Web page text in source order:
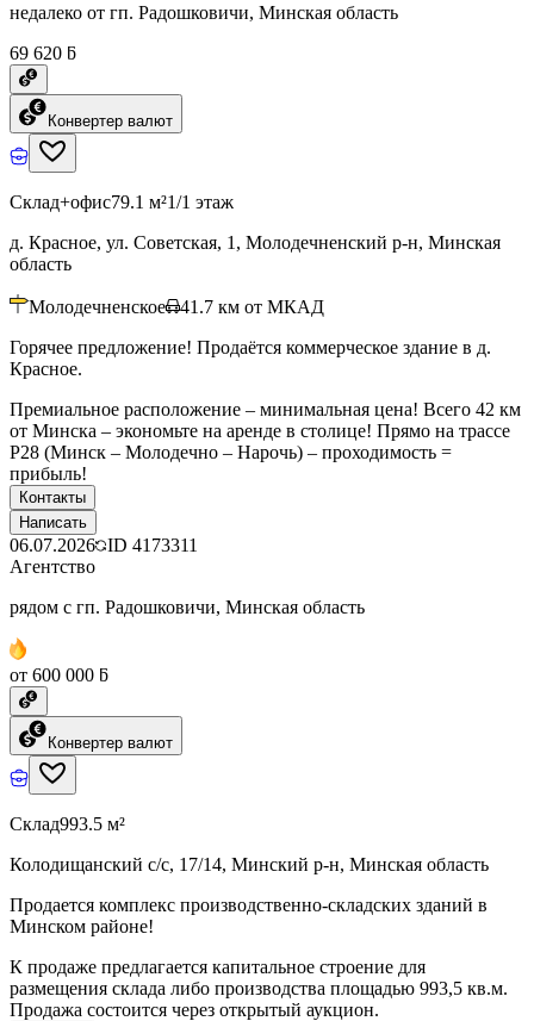
недалеко от гп. Радошковичи, Минская область
69 620 ƃ
Конвертер валют
Склад+офис79.1 м²1/1 этаж
д. Красное, ул. Советская, 1, Молодечненский р-н, Минская
область
Молодечненское 41.7 км от МКАД
Горячее предложение! Продаётся коммерческое здание в д.
Красное.
Премиальное расположение – минимальная цена! Всего 42 км
от Минска – экономьте на аренде в столице! Прямо на трассе
Р28 (Минск – Молодечно – Нарочь) – проходимость =
прибыль!
Контакты
Написать
06.07.2026 ID 4173311
Агентство
рядом с гп. Радошковичи, Минская область
от 600 000 ƃ
Конвертер валют
Склад993.5 м²
Колодищанский с/с, 17/14, Минский р-н, Минская область
Продается комплекс производственно-складских зданий в
Минском районе!
К продаже предлагается капитальное строение для
размещения склада либо производства площадью 993,5 кв.м.
Продажа состоится через открытый аукцион.